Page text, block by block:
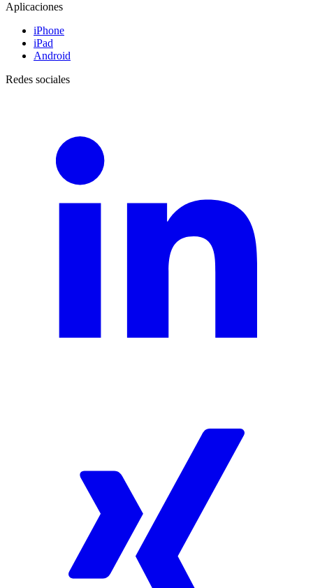
Aplicaciones
iPhone
iPad
Android
Redes sociales